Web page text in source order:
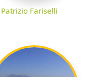
Patrizio Fariselli